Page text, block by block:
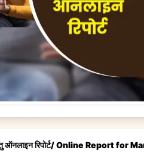
हेतु ऑनलाइन रिपोर्ट/ Online Report